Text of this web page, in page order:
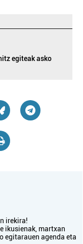
egiteak asko
irekira!
ikusienak, martxan
egitarauen agenda eta